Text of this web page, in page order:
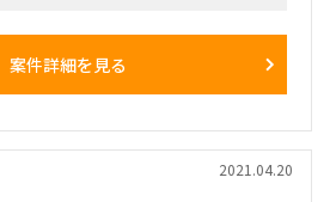
案件詳細を見る
2021.04.20